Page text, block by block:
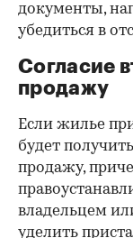
документы,
убедиться в
Согласие
продажу
Если жилье
будет
продажу,
владельцем
уделить